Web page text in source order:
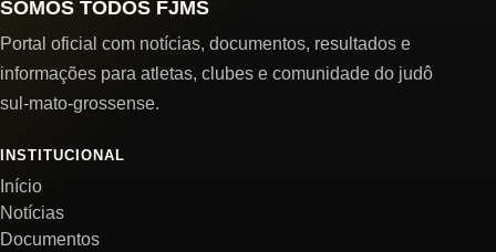
SOMOS TODOS FJMS
Portal oficial com notícias, documentos, resultados e
informações para atletas, clubes e comunidade do judô
sul-mato-grossense.
INSTITUCIONAL
Início
Notícias
Documentos